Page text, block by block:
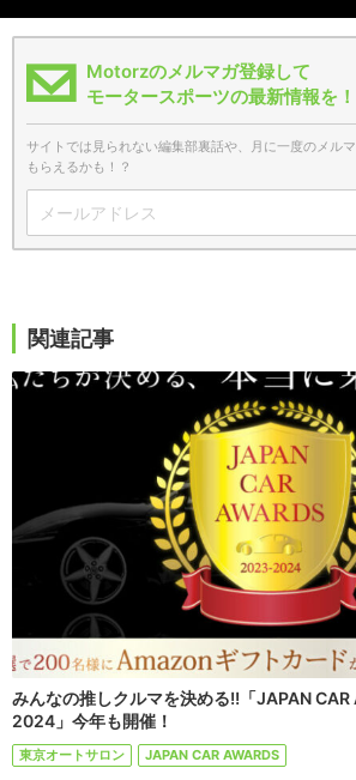
Motorzのメルマガ登録して
モータースポーツの最新情報を！
サイトでは見られない編集部裏話や、月に一度のメル
もらえるかも！？
関連記事
みんなの推しクルマを決める!!「JAPAN
2024」今年も開催！
東京オートサロン JAPAN CAR AWARDS